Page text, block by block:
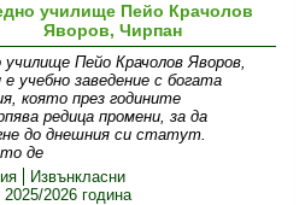
училище Пейо Крачолов
Яворов, Чирпан
училище Пейо Крачолов Яворов,
е учебно заведение с богата
която през годините
редица промени, за да
до днешния си статут.
де
Извънкласни
2026 година